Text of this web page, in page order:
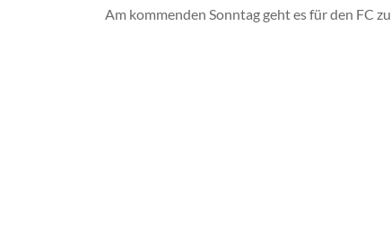
Am kommenden Sonntag geht es für den FC